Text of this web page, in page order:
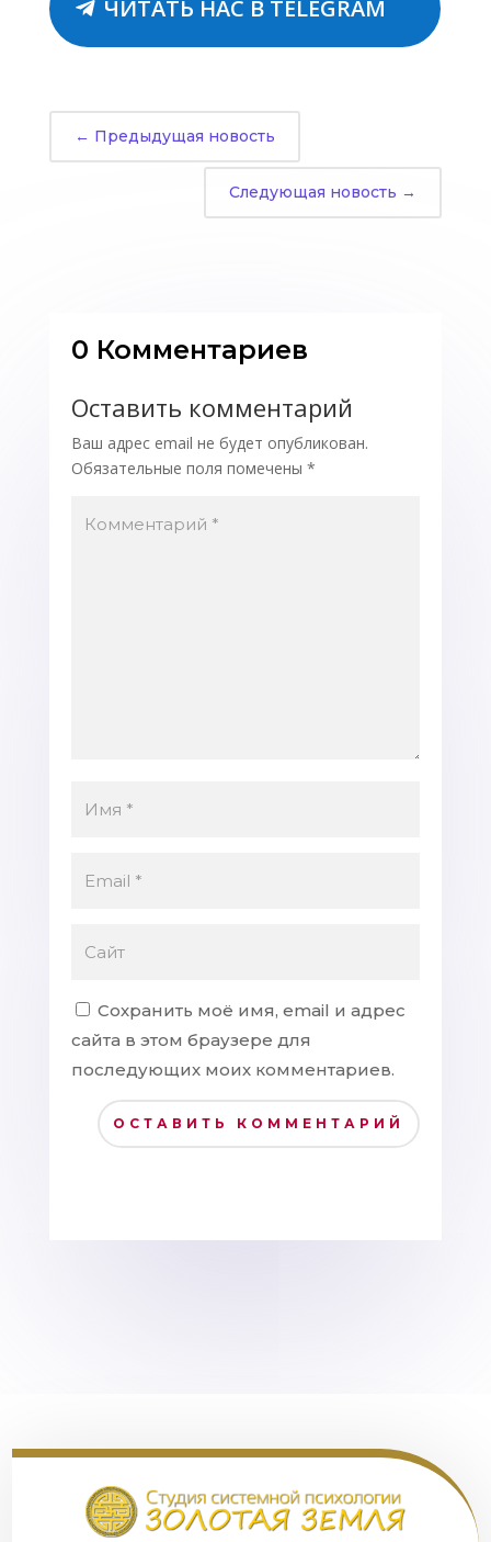
ЧИТАТЬ НАС В TELEGRAM
← Предыдущая новость
Следующая новость →
0 Комментариев
Оставить комментарий
Ваш адрес email не будет опубликован.
Обязательные поля помечены *
Сохранить моё имя, email и адрес
сайта в этом браузере для
последующих моих комментариев.
ОСТАВИТЬ КОММЕНТАРИЙ